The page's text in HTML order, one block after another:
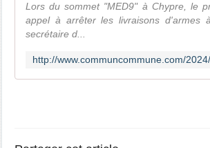
Lors du sommet "MED9" à Chypre, le
appel à arrêter les livraisons d'armes
secrétaire d...